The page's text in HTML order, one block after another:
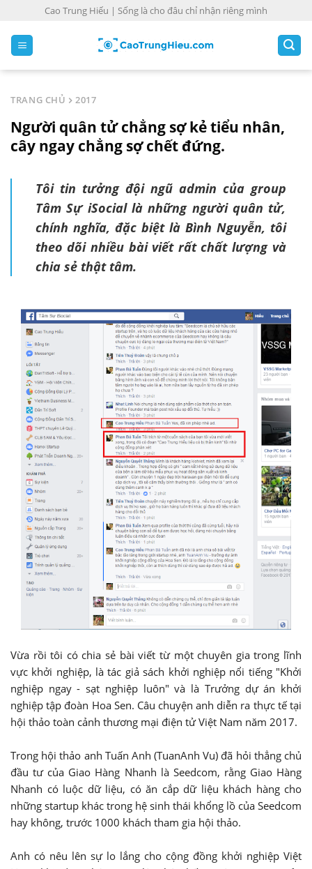
Cao Trung Hiếu | Sống là cho đâu chỉ nhận riêng mình
TRANG CHỦ 2017
Người quân tử chẳng sợ kẻ tiểu nhân,
cây ngay chẳng sợ chết đứng.
Tôi tin tưởng đội ngũ admin của group
Tâm Sự iSocial là những người quân tử,
chính nghĩa, đặc biệt là Bình Nguyễn, tôi
theo dõi nhiều bài viết rất chất lượng và
chia sẻ thật tâm.
Vừa rồi tôi có chia sẻ bài viết từ một chuyên gia trong lĩnh
vực khởi nghiệp, là tác giả sách khởi nghiệp nổi tiếng "Khởi
nghiệp ngay - sạt nghiệp luôn" và là Trưởng dự án khởi
nghiệp tập đoàn Hoa Sen. Câu chuyện anh diễn ra thực tế tại
hội thảo toàn cảnh thương mại điện tử Việt Nam năm 2017.
Trong hội thảo anh Tuấn Anh (TuanAnh Vu) đã hỏi thẳng chủ
đầu tư của Giao Hàng Nhanh là Seedcom, rằng Giao Hàng
Nhanh có luộc dữ liệu, có ăn cắp dữ liệu khách hàng cho
những startup khác trong hệ sinh thái khổng lồ của Seedcom
hay không, trước 1000 khách tham gia hội thảo.
Anh có nêu lên sự lo lắng cho cộng đồng khởi nghiệp Việt